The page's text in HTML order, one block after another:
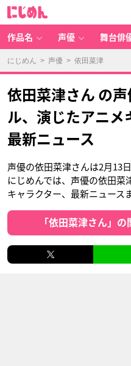
作品名 声優 舞台俳
にじめん > 声優 > 依田菜津
依田菜津さん の
ル、演じたアニメ
最新ニュース
声優の依田菜津さんは2月13
にじめんでは、声優の依田
キャラクター、最新ニュース
「依田菜津さん」